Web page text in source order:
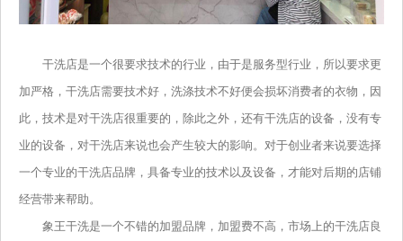
干洗店是一个很要求技术的行业，由于是服务型行业，所以要求更
加严格，干洗店需要技术好，洗涤技术不好便会损坏消费者的衣物，因
此，技术是对干洗店很重要的，除此之外，还有干洗店的设备，没有专
业的设备，对干洗店来说也会产生较大的影响。对于创业者来说要选择
一个专业的干洗店品牌，具备专业的技术以及设备，才能对后期的店铺
经营带来帮助。
象王干洗是一个不错的加盟品牌，加盟费不高，市场上的干洗店良